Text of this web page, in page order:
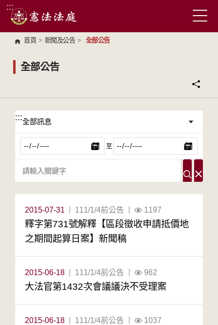
跳到主要內容區塊
:::
首頁 > 新聞及公告 > 全部公告
全部公告
:::
:::
至
2015-07-31 111/1/4前公告 1197
釋字第731號解釋【區段徵收申請抵價地
之期間起算日案】新聞稿
2015-06-18 111/1/4前公告 962
大法官第1432次會議議決不受理案
2015-06-18 111/1/4前公告 1037